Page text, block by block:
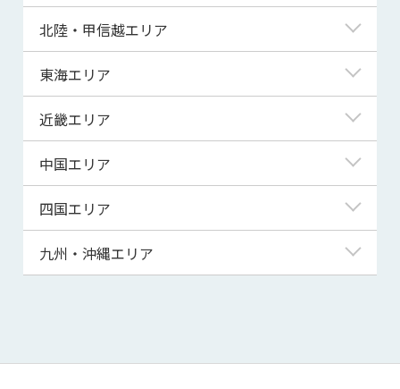
青森県
宮城県
秋田県
山形県
東京都
神奈川県
埼玉県
千葉県
茨城県
群馬県
北陸・甲信越エリア
新潟県
富山県
福井県
山梨県
長野県
東海エリア
岐阜県
静岡県
三重県
近畿エリア
滋賀県
京都府
大阪府
兵庫県
和歌山県
中国エリア
鳥取県
島根県
山口県
四国エリア
徳島県
高知県
九州・沖縄エリア